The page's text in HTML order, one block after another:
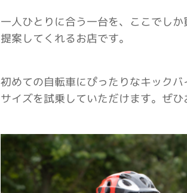
一人ひとりに合う一台を、ここでし
提案してくれるお店です。
初めての自転車にぴったりなキック
サイズを試乗していただけます。ぜひ